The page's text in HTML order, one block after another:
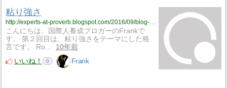
粘り強さ
http://experts-at-proverb.blogspot.com/2016/09/blog-post_15.html
こんにちは、国際人養成ブロガーのFrankで
す。 第２回目は、粘り強さをテーマにした格
言です。 Ro…
10年前
いいね！
0 Frank